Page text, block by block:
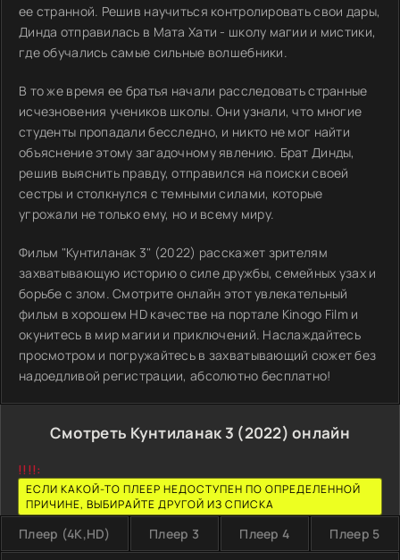
ее странной. Решив научиться контролировать свои дары,
Динда отправилась в Мата Хати - школу магии и мистики,
где обучались самые сильные волшебники.
В то же время ее братья начали расследовать странные
исчезновения учеников школы. Они узнали, что многие
студенты пропадали бесследно, и никто не мог найти
объяснение этому загадочному явлению. Брат Динды,
решив выяснить правду, отправился на поиски своей
сестры и столкнулся с темными силами, которые
угрожали не только ему, но и всему миру.
Фильм "Кунтиланак 3" (2022) расскажет зрителям
захватывающую историю о силе дружбы, семейных узах и
борьбе с злом. Смотрите онлайн этот увлекательный
фильм в хорошем HD качестве на портале Kinogo Film и
окунитесь в мир магии и приключений. Наслаждайтесь
просмотром и погружайтесь в захватывающий сюжет без
надоедливой регистрации, абсолютно бесплатно!
Смотреть Кунтиланак 3 (2022) онлайн
!!!!:
ЕСЛИ КАКОЙ-ТО ПЛЕЕР НЕДОСТУПЕН ПО ОПРЕДЕЛЕННОЙ
ПРИЧИНЕ, ВЫБИРАЙТЕ ДРУГОЙ ИЗ СПИСКА
Плеер (4K,HD) Плеер 3 Плеер 4 Плеер 5